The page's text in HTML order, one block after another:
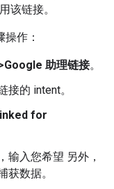
该链接。
作：
助理链接。
接的 intent。
for
输入您希望 另外，
获数据。